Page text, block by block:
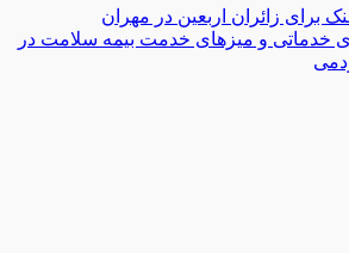
خدماتی و میزهای خدمت بیمه سلامت در